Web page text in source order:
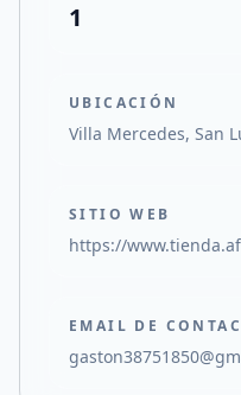
1
UBICACIÓN
Villa Mercedes, San
SITIO WEB
https://
EMAIL DE